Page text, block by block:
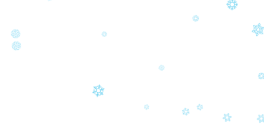
B&S Klimaanlage Montage
in Niedernhausen – Ihr
Einbau